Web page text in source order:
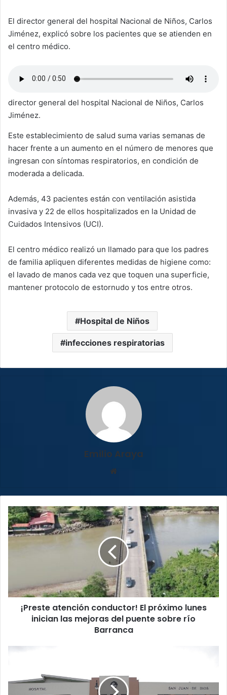
El director general del hospital Nacional de Niños, Carlos
Jiménez, explicó sobre los pacientes que se atienden en
el centro médico.
director general del hospital Nacional de Niños, Carlos
Jiménez.
Este establecimiento de salud suma varias semanas de
hacer frente a un aumento en el número de menores que
ingresan con síntomas respiratorios, en condición de
moderada a delicada.
Además, 43 pacientes están con ventilación asistida
invasiva y 22 de ellos hospitalizados en la Unidad de
Cuidados Intensivos (UCI).
El centro médico realizó un llamado para que los padres
de familia apliquen diferentes medidas de higiene como:
el lavado de manos cada vez que toquen una superficie,
mantener protocolo de estornudo y tos entre otros.
Hospital de Niños
infecciones respiratorias
Emilio Araya
¡Preste
atención
conductor!
mejoras
¡Preste atención conductor! El próximo lunes
inician las mejoras del puente sobre río
Barranca
Conozca
que
tomará